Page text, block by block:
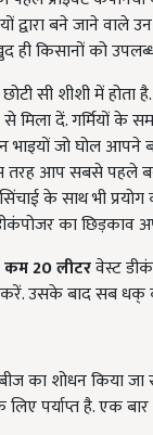
द्वारा बने जाने वाले
किसानों को
सी शीशी में
दें. गर्मियों के
जो घोल आपने
तरह आप सबसे पहले
के साथ भी
का
20 लीटरवेस्ट
उसके बाद सब धक्
शोधन किया जा
लिए पर्याप्त है.